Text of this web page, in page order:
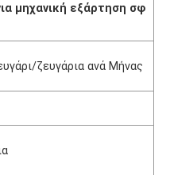
μηχανική εξάρτηση σφ
ζευγάρια ανά Μήνας